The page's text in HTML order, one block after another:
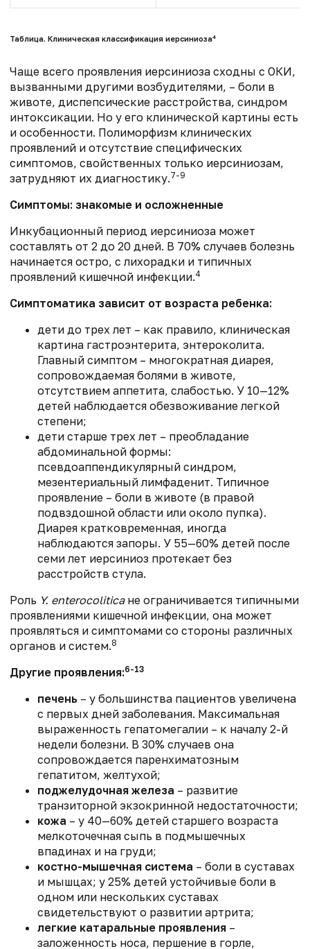
Таблица. Клиническая классификация иерсиниоза4
Чаще всего проявления иерсиниоза сходны с ОКИ,
вызванными другими возбудителями, – боли в
животе, диспепсические расстройства, синдром
интоксикации. Но у его клинической картины есть
и особенности. Полиморфизм клинических
проявлений и отсутствие специфических
симптомов, свойственных только иерсиниозам,
затрудняют их диагностику.7-9
Симптомы: знакомые и осложненные
Инкубационный период иерсиниоза может
составлять от 2 до 20 дней. В 70% случаев болезнь
начинается остро, с лихорадки и типичных
проявлений кишечной инфекции.4
Симптоматика зависит от возраста ребенка:
дети до трех лет – как правило, клиническая
картина гастроэнтерита, энтероколита.
Главный симптом – многократная диарея,
сопровождаемая болями в животе,
отсутствием аппетита, слабостью. У 10—12%
детей наблюдается обезвоживание легкой
степени;
дети старше трех лет – преобладание
абдоминальной формы:
псевдоаппендикулярный синдром,
мезентериальный лимфаденит. Типичное
проявление – боли в животе (в правой
подвздошной области или около пупка).
Диарея кратковременная, иногда
наблюдаются запоры. У 55—60% детей после
семи лет иерсиниоз протекает без
расстройств стула.
Роль Y. enterocoliticaне ограничивается типичными
проявлениями кишечной инфекции, она может
проявляться и симптомами со стороны различных
органов и систем.8
Другие проявления:6-13
печень – у большинства пациентов увеличена
с первых дней заболевания. Максимальная
выраженность гепатомегалии – к началу 2-й
недели болезни. В 30% случаев она
сопровождается паренхиматозным
гепатитом, желтухой;
поджелудочная железа – развитие
транзиторной экзокринной недостаточности;
кожа – у 40—60% детей старшего возраста
мелкоточечная сыпь в подмышечных
впадинах и на груди;
костно-мышечная система – боли в суставах
и мышцах; у 25% детей устойчивые боли в
одном или нескольких суставах
свидетельствуют о развитии артрита;
легкие катаральные проявления –
заложенность носа, першение в горле,